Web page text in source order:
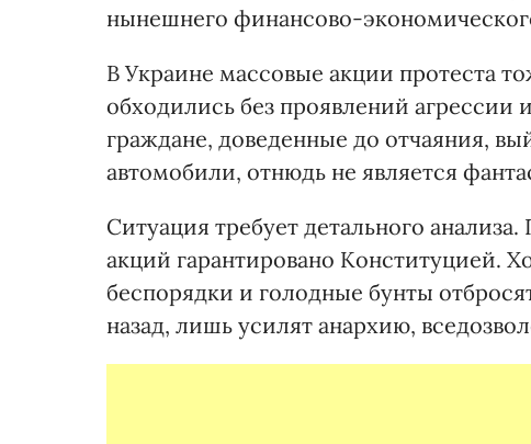
нынешнего финансово-
В Украине массовые акции протеста
обходились без проявлений агрессии
граждане, доведенные до отчаяния,
автомобили, отнюдь не является
Ситуация требует детального
акций гарантировано Конституцией.
беспорядки и голодные бунты
назад, лишь усилят анархию,